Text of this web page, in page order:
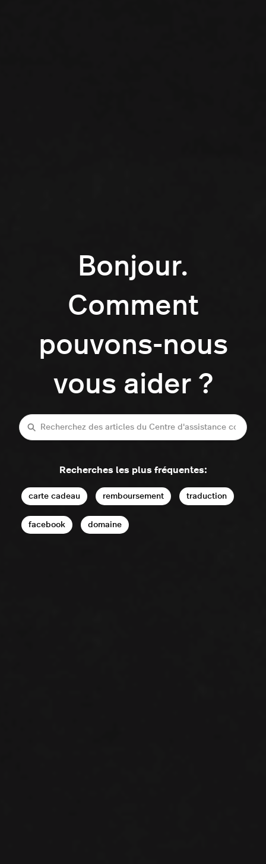
Bonjour.
Comment
pouvons-nous
vous aider ?
Recherche
Recherches les plus fréquentes:
carte cadeau remboursement traduction
facebook domaine